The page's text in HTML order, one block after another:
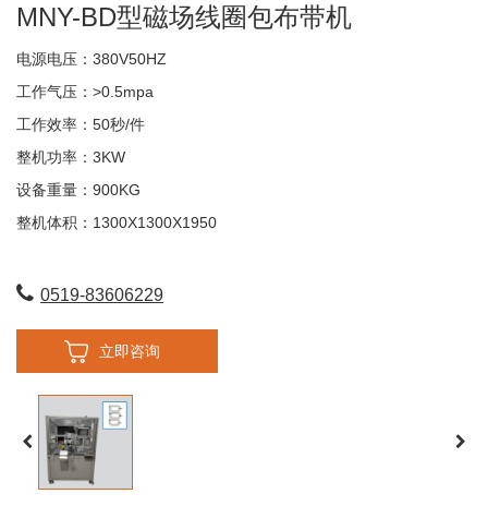
MNY-BD型磁场线圈包布带机
电源电压：380V50HZ
工作气压：>0.5mpa
工作效率：50秒/件
整机功率：3KW
设备重量：900KG
整机体积：1300X1300X1950
0519-83606229
立即咨询